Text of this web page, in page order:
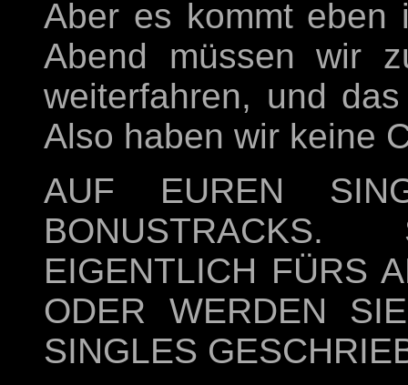
Aber es kommt eben
Abend müssen wir
weiterfahren, und
Also haben wir keine
AUF EUREN
EIGENTLICH FÜRS
ODER WERDEN
SINGLES